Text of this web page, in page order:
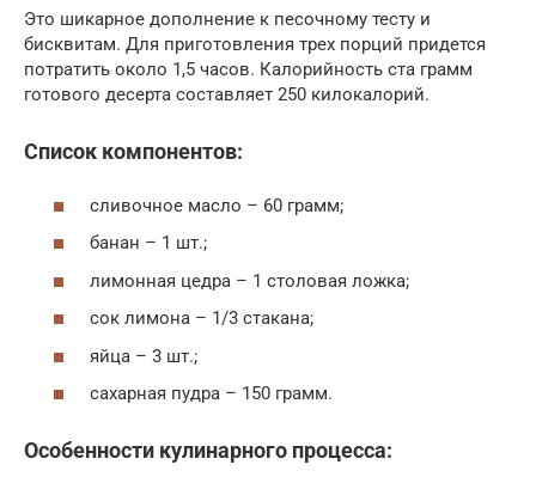
Это шикарное дополнение к песочному тесту и
бисквитам. Для приготовления трех порций придется
потратить около 1,5 часов. Калорийность ста грамм
готового десерта составляет 250 килокалорий.
Список компонентов:
сливочное масло – 60 грамм;
банан – 1 шт.;
лимонная цедра – 1 столовая ложка;
сок лимона – 1/3 стакана;
яйца – 3 шт.;
сахарная пудра – 150 грамм.
Особенности кулинарного процесса: